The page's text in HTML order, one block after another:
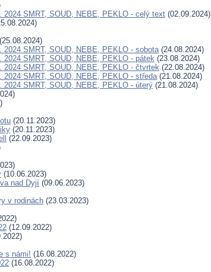
2024 SMRT, SOUD, NEBE, PEKLO - celý text (02.09.2024)
(25.08.2024)
SMRT, SOUD, NEBE, PEKLO - sobota(24.08.2024)
2024 SMRT, SOUD, NEBE, PEKLO - pátek (23.08.2024)
2024 SMRT, SOUD, NEBE, PEKLO - čtvrtek (22.08.2024)
SMRT, SOUD, NEBE, PEKLO - středa(21.08.2024)
2024 SMRT, SOUD, NEBE, PEKLO - úterý (21.08.2024)
(20.11.2023)
(20.11.2023)
(22.09.2023)
(10.06.2023)
nad Dyjí (09.06.2023)
v rodinách (23.03.2023)
(12.09.2022)
s námi! (16.08.2022)
(16.08.2022)